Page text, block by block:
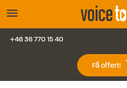
menu
Vanliga frågor
+46 36 770 15 40
Få offert!